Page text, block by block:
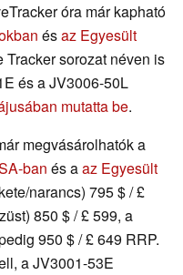
óra már kapható
ésaz Egyesült
Tracker sorozat néven is
és a JV3006-50L
mutatta be.
megvásárolhatók a
ban és aaz Egyesült
narancs) 795 $ / £
850 $ / £ 599, a
950 $ / £ 649 RRP.
a JV3001-53E